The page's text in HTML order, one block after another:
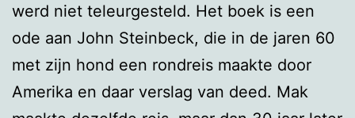
werd niet teleurgesteld. Het boek is een
ode aan John Steinbeck, die in de jaren 60
met zijn hond een rondreis maakte door
Amerika en daar verslag van deed. Mak